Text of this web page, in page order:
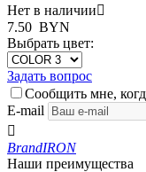
Нет в наличии
7.50 BYN
Выбрать цвет:
Задать вопрос
Сообщить мне,
E-mail

BrandIRON
Наши преимущества